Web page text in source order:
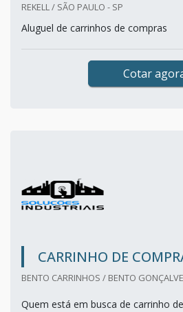
REKELL / SÃO PAULO - SP
Aluguel de carrinhos de compras
Cotar
CARRINHO DE
BENTO CARRINHOS / BENTO
Quem está em busca de carrinho